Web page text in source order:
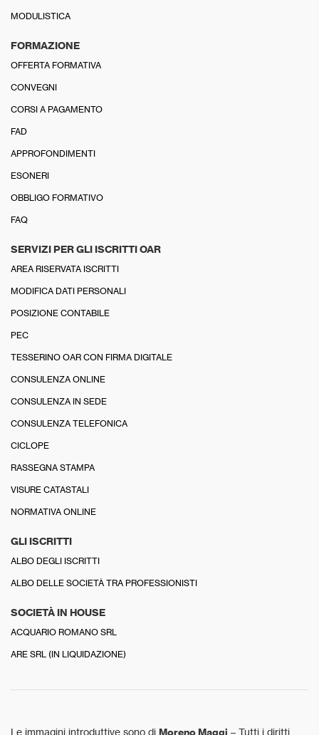
MODULISTICA
FORMAZIONE
OFFERTA FORMATIVA
CONVEGNI
CORSI A PAGAMENTO
FAD
APPROFONDIMENTI
ESONERI
OBBLIGO FORMATIVO
FAQ
SERVIZI PER GLI ISCRITTI OAR
AREA RISERVATA ISCRITTI
MODIFICA DATI PERSONALI
POSIZIONE CONTABILE
PEC
TESSERINO OAR CON FIRMA DIGITALE
CONSULENZA ONLINE
CONSULENZA IN SEDE
CONSULENZA TELEFONICA
CICLOPE
RASSEGNA STAMPA
VISURE CATASTALI
NORMATIVA ONLINE
GLI ISCRITTI
ALBO DEGLI ISCRITTI
ALBO DELLE SOCIETÀ TRA PROFESSIONISTI
SOCIETÀ IN HOUSE
ACQUARIO ROMANO SRL
ARE SRL (IN LIQUIDAZIONE)
Le immagini introduttive sono di Moreno Maggi – Tutti i diritti